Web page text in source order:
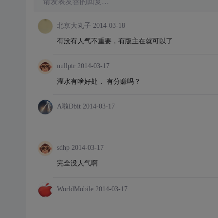
北京大丸子 2014-03-18
有没有人气不重要，有版主在就可以了
nullptr 2014-03-17
灌水有啥好处， 有分赚吗？
A啦Dbit 2014-03-17
sdhp 2014-03-17
完全没人气啊
WorldMobile 2014-03-17